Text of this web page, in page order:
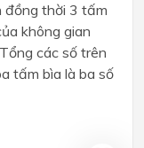
đồng thời 3 tấm
không gian
các số trên
tấm bìa là ba số